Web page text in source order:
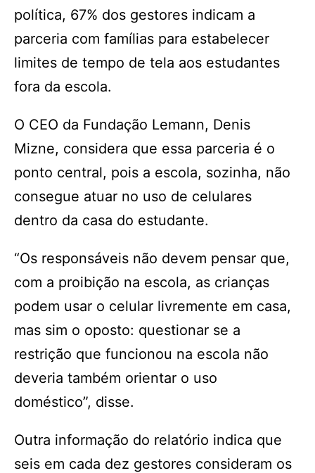
política, 67% dos gestores indicam a
parceria com famílias para estabelecer
limites de tempo de tela aos estudantes
fora da escola.
O CEO da Fundação Lemann, Denis
Mizne, considera que essa parceria é o
ponto central, pois a escola, sozinha, não
consegue atuar no uso de celulares
dentro da casa do estudante.
“Os responsáveis não devem pensar que,
com a proibição na escola, as crianças
podem usar o celular livremente em casa,
mas sim o oposto: questionar se a
restrição que funcionou na escola não
deveria também orientar o uso
doméstico”, disse.
Outra informação do relatório indica que
seis em cada dez gestores consideram os